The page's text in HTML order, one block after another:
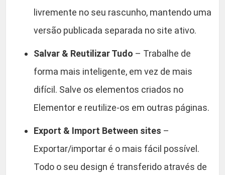
livremente no seu rascunho, mantendo uma
versão publicada separada no site ativo.
Salvar & Reutilizar Tudo – Trabalhe de
forma mais inteligente, em vez de mais
difícil. Salve os elementos criados no
Elementor e reutilize-os em outras páginas.
Export & Import Between sites –
Exportar/importar é o mais fácil possível.
Todo o seu design é transferido através de